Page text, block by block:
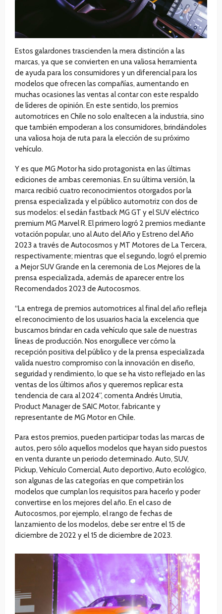
Estos galardones trascienden la mera distinción a las
marcas, ya que se convierten en una valiosa herramienta
de ayuda para los consumidores y un diferencial para los
modelos que ofrecen las compañías, aumentando en
muchas ocasiones las ventas al contar con este respaldo
de líderes de opinión. En este sentido, los premios
automotrices en Chile no solo enaltecen a la industria, sino
que también empoderan a los consumidores, brindándoles
una valiosa hoja de ruta para la elección de su próximo
vehículo.
Y es que MG Motor ha sido protagonista en las últimas
ediciones de ambas ceremonias. En su última versión, la
marca recibió cuatro reconocimientos otorgados por la
prensa especializada y el público automotriz con dos de
sus modelos: el sedán fastback MG GT y el SUV eléctrico
premium MG Marvel R. El primero logró 2 premios mediante
votación popular, uno al Auto del Año y Estreno del Año
2023 a través de Autocosmos y MT Motores de La Tercera,
respectivamente; mientras que el segundo, logró el premio
a Mejor SUV Grande en la ceremonia de Los Mejores de la
prensa especializada, además de aparecer entre los
Recomendados 2023 de Autocosmos.
“La entrega de premios automotrices al final del año refleja
el reconocimiento de los usuarios hacia la excelencia que
buscamos brindar en cada vehículo que sale de nuestras
líneas de producción. Nos enorgullece ver cómo la
recepción positiva del público y de la prensa especializada
valida nuestro compromiso con la innovación en diseño,
seguridad y rendimiento, lo que se ha visto reflejado en las
ventas de los últimos años y queremos replicar esta
tendencia de cara al 2024”, comenta Andrés Urrutia,
Product Manager de SAIC Motor, fabricante y
representante de MG Motor en Chile.
Para estos premios, pueden participar todas las marcas de
autos, pero sólo aquellos modelos que hayan sido puestos
en venta durante un periodo determinado. Auto, SUV,
Pickup, Vehículo Comercial, Auto deportivo, Auto ecológico,
son algunas de las categorías en que competirán los
modelos que cumplan los requisitos para hacerlo y poder
convertirse en los mejores del año. En el caso de
Autocosmos, por ejemplo, el rango de fechas de
lanzamiento de los modelos, debe ser entre el 15 de
diciembre de 2022 y el 15 de diciembre de 2023.